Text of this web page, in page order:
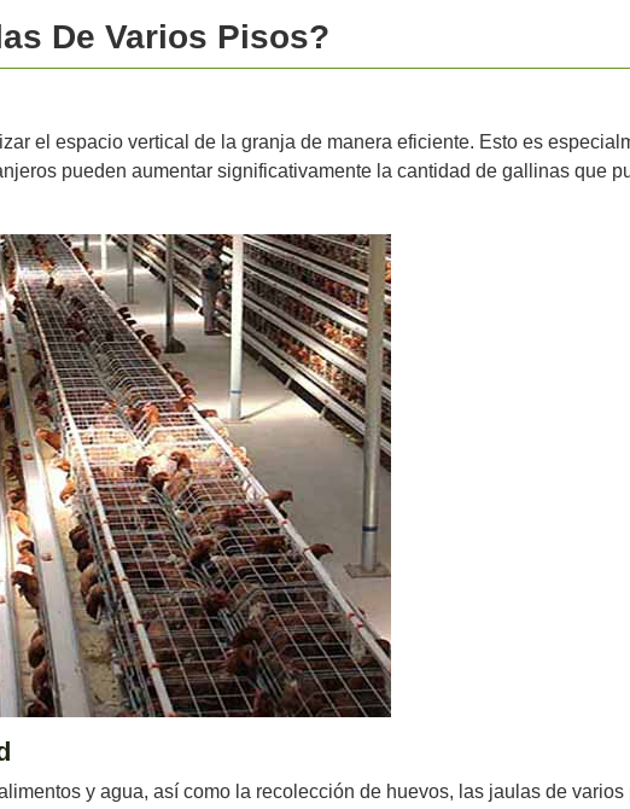
De Varios Pisos?
el espacio vertical de la granja de manera eficiente. Esto es
pueden aumentar significativamente la cantidad de gallinas que
y agua, así como la recolección de huevos, las jaulas de